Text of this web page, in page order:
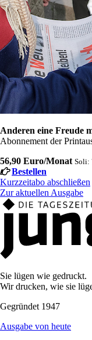
Anderen eine Freude
Abonnement der
56,90 Euro/Monat Soli:
Bestellen
Kurzzeitabo abschließen
Zur aktuellen Ausgabe
Sie lügen wie gedruckt.
Wir drucken, wie sie
Gegründet 1947
Ausgabe von heute